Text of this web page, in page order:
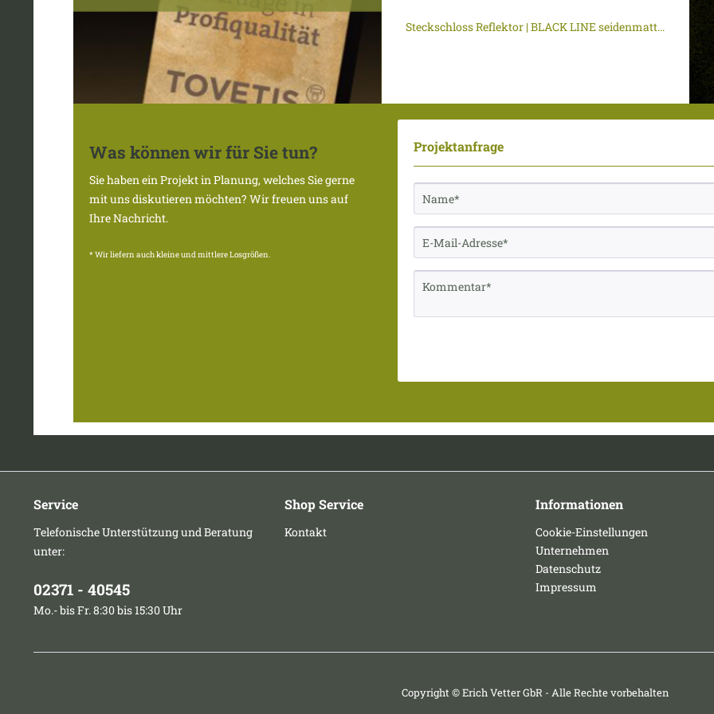
Was können wir für Sie tun?
Sie haben ein Projekt in Planung, welches Sie gerne
mit uns diskutieren möchten? Wir freuen uns auf
Ihre Nachricht.
* Wir liefern auch kleine und mittlere Losgrößen.
Projektanfrage
Steckschloss Reflektor | BLACK LINE seidenmatt...
Service
Telefonische Unterstützung und Beratung
unter:
02371 - 40545
Mo.- bis Fr. 8:30 bis 15:30 Uhr
Shop Service
Kontakt
Informationen
Cookie-Einstellungen
Unternehmen
Datenschutz
Impressum
Copyright © Erich Vetter GbR - Alle Rechte vorbehalten